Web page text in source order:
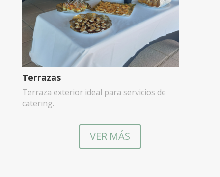
Terrazas
Terraza exterior ideal para servicios de
catering.
VER MÁS